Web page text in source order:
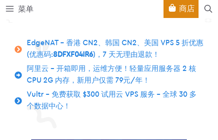
跳
菜单 商店
EdgeNAT – 香港 CN2、韩国 CN2、美国 VPS 5 折优惠
(优惠码:8DFXF04IR6)，7 天无理由退款！
阿里云 – 开箱即用，运维方便！轻量应用服务器 2 核
CPU 2G 内存，新用户仅需 79元/年！
Vultr – 免费获取 $300 试用云 VPS 服务 – 全球 30 多
个数据中心！